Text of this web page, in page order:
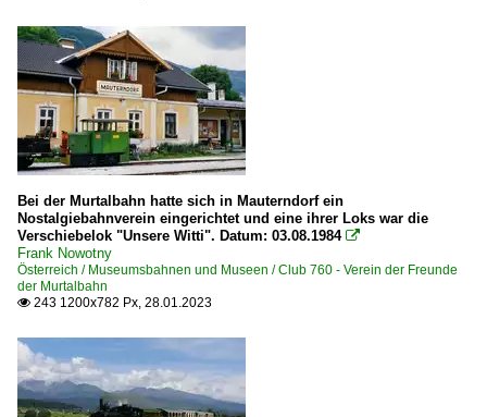
Bei der Murtalbahn hatte sich in Mauterndorf ein
Nostalgiebahnverein eingerichtet und eine ihrer Loks war die
Verschiebelok "Unsere Witti". Datum: 03.08.1984 
Frank Nowotny
Österreich / Museumsbahnen und Museen / Club 760 - Verein der Freunde
der Murtalbahn
 243 1200x782 Px, 28.01.2023